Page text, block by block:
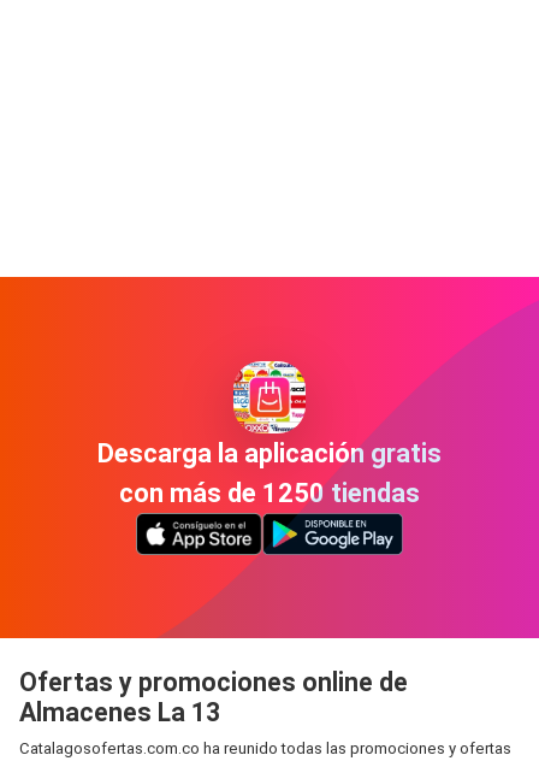
Descarga la aplicación gratis
con más de 1250 tiendas
Ofertas y promociones online de
Almacenes La 13
Catalagosofertas.com.co ha reunido todas las promociones y ofertas